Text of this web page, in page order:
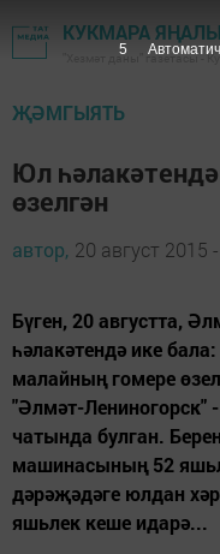
КУКМАРА
"Хезмәт даны" газетасы -
ҖӘМГЫЯТЬ
Юл
өзелгән
автор, 20 август 2015
Бүген, 20 августта,
һәлакәтендә ике
малайның гомере
"Әлмәт-
чатында булган.
машинасының 52
дәрәҗәдәге юлдан
яшьлек кеше идарә...
4